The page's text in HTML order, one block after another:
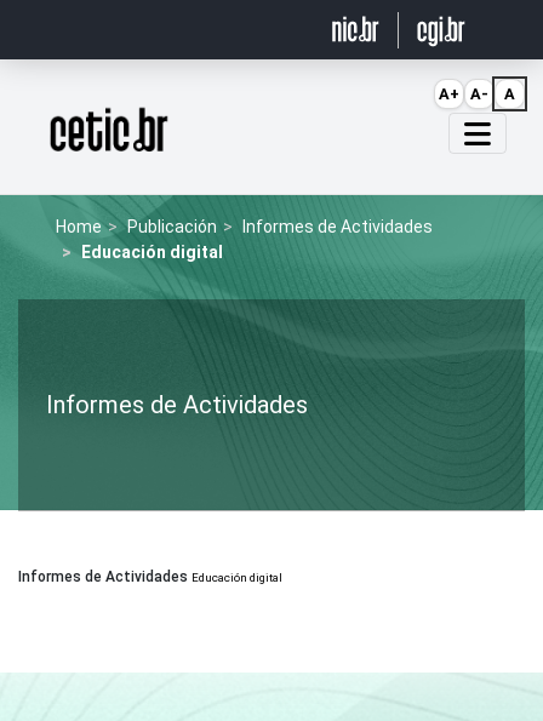
Página inicial
Home Publicación
Informes de Actividades
Educación digital
Informes de Actividades
Informes de Actividades Educación digital
A+ A- A